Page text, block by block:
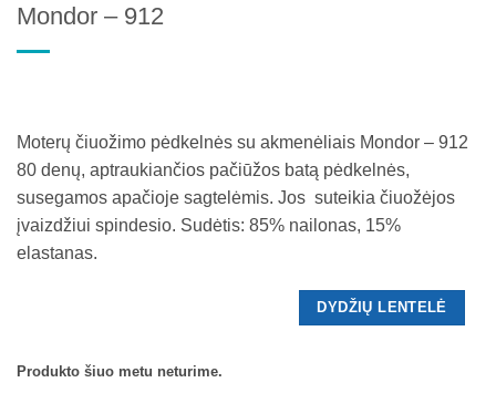
Mondor – 912
Moterų čiuožimo pėdkelnės su akmenėliais Mondor – 912
80 denų, aptraukiančios pačiūžos batą pėdkelnės,
susegamos apačioje sagtelėmis. Jos suteikia čiuožėjos
įvaizdžiui spindesio. Sudėtis: 85% nailonas, 15%
elastanas.
DYDŽIŲ LENTELĖ
Produkto šiuo metu neturime.